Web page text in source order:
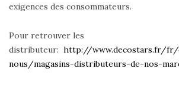
exigences des consommateurs.
Pour retrouver les
distributeur: http://www.decostars.fr/fr/
nous/magasins-distributeurs-de-nos-